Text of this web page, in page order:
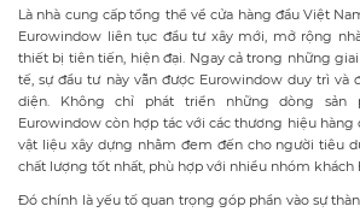
Là nhà cung cấp tổng thể về cửa hàng đầu Việt
Eurowindow liên tục đầu tư xây mới, mở rộng
thiết bị tiên tiến, hiện đại. Ngay cả trong những
tế, sự đầu tư này vẫn được Eurowindow duy trì và
diện. Không chỉ phát triển những dòng sản
Eurowindow còn hợp tác với các thương hiệu
vật liệu xây dựng nhằm đem đến cho người tiêu
chất lượng tốt nhất, phù hợp với nhiều nhóm khách
Đó chính là yếu tố quan trọng góp phần vào sự